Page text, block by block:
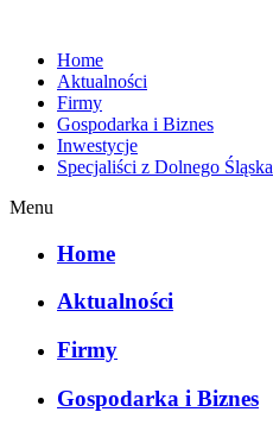
Home
Aktualności
Firmy
Gospodarka i Biznes
Inwestycje
Specjaliści z Dolnego Śląska
Menu
Home
Aktualności
Firmy
Gospodarka i Biznes